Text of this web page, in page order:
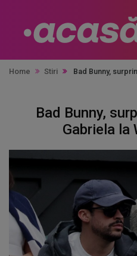
Home Stiri Bad Bunny,
Bad Bunny,
Gabriela la